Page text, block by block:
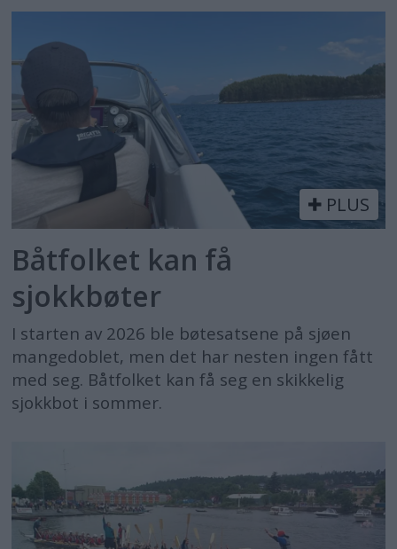
PLUS
Båtfolket kan få
sjokkbøter
I starten av 2026 ble bøtesatsene på sjøen
mangedoblet, men det har nesten ingen fått
med seg. Båtfolket kan få seg en skikkelig
sjokkbot i sommer.